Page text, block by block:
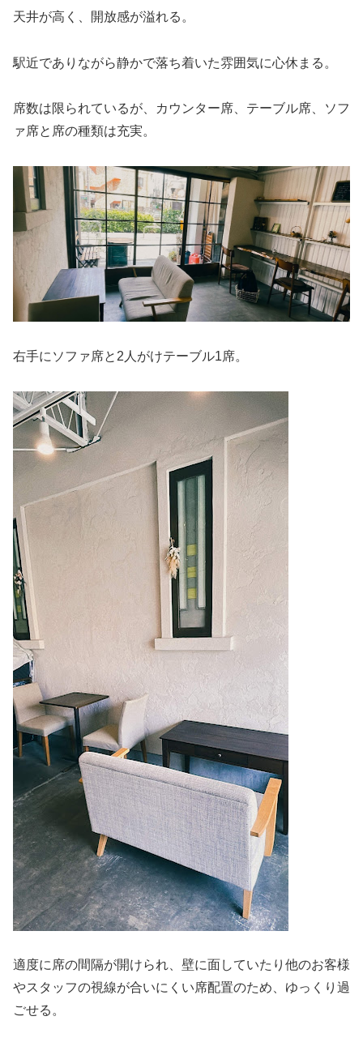
天井が高く、開放感が溢れる。
駅近でありながら静かで落ち着いた雰囲気に心休まる。
席数は限られているが、カウンター席、テーブル席、ソフ
ァ席と席の種類は充実。
右手にソファ席と2人がけテーブル1席。
適度に席の間隔が開けられ、壁に面していたり他のお客様
やスタッフの視線が合いにくい席配置のため、ゆっくり過
ごせる。